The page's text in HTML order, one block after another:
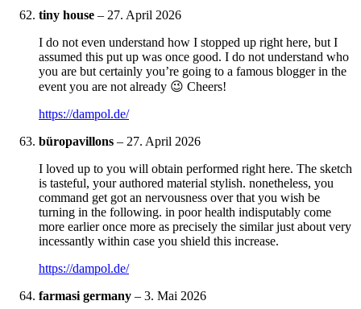
tiny house – 27. April 2026
I do not even understand how I stopped up right here, but I
assumed this put up was once good. I do not understand who
you are but certainly you’re going to a famous blogger in the
event you are not already 😉 Cheers!
https://dampol.de/
büropavillons – 27. April 2026
I loved up to you will obtain performed right here. The sketch
is tasteful, your authored material stylish. nonetheless, you
command get got an nervousness over that you wish be
turning in the following. in poor health indisputably come
more earlier once more as precisely the similar just about very
incessantly within case you shield this increase.
https://dampol.de/
farmasi germany – 3. Mai 2026